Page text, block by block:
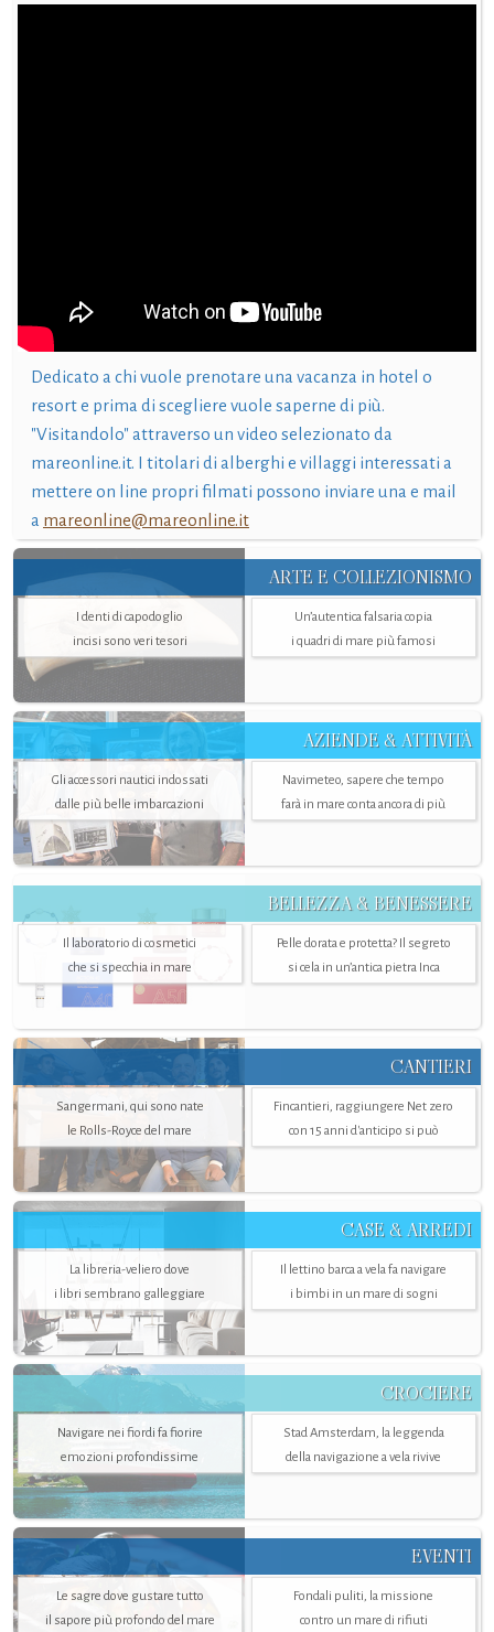
Dedicato a chi vuole prenotare una vacanza in hotel o
resort e prima di scegliere vuole saperne di più.
"Visitandolo" attraverso un video selezionato da
mareonline.it. I titolari di alberghi e villaggi interessati a
mettere on line propri filmati possono inviare una e mail
a mareonline@mareonline.it
ARTE E COLLEZIONISMO
I denti di capodoglio
incisi sono veri tesori
Un’autentica falsaria copia
i quadri di mare più famosi
AZIENDE & ATTIVITÀ
Gli accessori nautici indossati
dalle più belle imbarcazioni
Navimeteo, sapere che tempo
farà in mare conta ancora di più
BELLEZZA & BENESSERE
Il laboratorio di cosmetici
che si specchia in mare
Pelle dorata e protetta? Il segreto
si cela in un’antica pietra Inca
CANTIERI
Sangermani, qui sono nate
le Rolls-Royce del mare
Fincantieri, raggiungere Net zero
con 15 anni d'anticipo si può
CASE & ARREDI
La libreria-veliero dove
i libri sembrano galleggiare
Il lettino barca a vela fa navigare
i bimbi in un mare di sogni
CROCIERE
Navigare nei fiordi fa fiorire
emozioni profondissime
Stad Amsterdam, la leggenda
della navigazione a vela rivive
EVENTI
Le sagre dove gustare tutto
il sapore più profondo del mare
Fondali puliti, la missione
contro un mare di rifiuti